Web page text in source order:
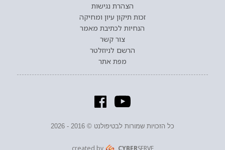
הצהרת נגישות
זכות תיקון עיון ומחיקה
הנחיות לכתיבת מאמר
צור קשר
הרשם לניוזלטר
מפת אתר
כל הזכויות שמורות לבטיפולנט © 2016 - 2026